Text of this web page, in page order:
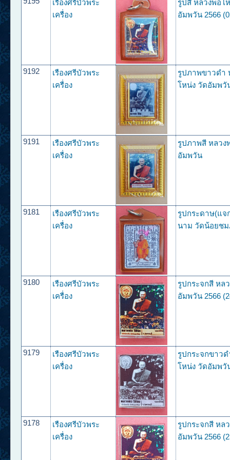
เรืองศรีบัวพระ
เครื่อง
รูปสี หลวงพ่อโ
อัมพวัน 2566
9192
เรืองศรีบัวพระ
เครื่อง
รูปภาพขาวดำ
โหน่ง วัดอัมพวั
9191
เรืองศรีบัวพระ
เครื่อง
รูปภาพสี หลวง
อัมพวัน
9181
เรืองศรีบัวพระ
เครื่อง
รูปกระดาษ(แจ
นาม วัดน้อยชม
9180
เรืองศรีบัวพระ
เครื่อง
รูปกระจกสี หล
อัมพวัน 2566
9179
เรืองศรีบัวพระ
เครื่อง
รูปกระจกขาว
โหน่ง วัดอัมพวั
9178
เรืองศรีบัวพระ
เครื่อง
รูปกระจกสี หล
อัมพวัน 2566